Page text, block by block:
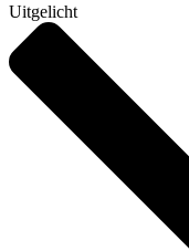
Uitgelicht